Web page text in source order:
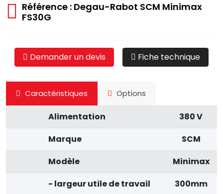
Référence : Degau-Rabot SCM Minimax
FS30G
Demander un devis Fiche technique
Caractéristiques Options
Alimentation
380 V
Marque
SCM
Modèle
Minimax
- largeur utile de travail
300mm